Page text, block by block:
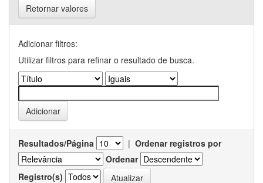
Retornar valores
Adicionar filtros:
Utilizar filtros para refinar o resultado de busca.
Resultados/Página | Ordenar registros por
Ordenar
Registro(s)